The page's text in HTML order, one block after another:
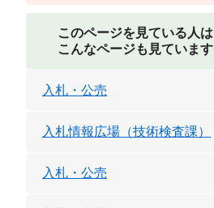
このページを見ている人は
こんなページも見ています
入札・公売
入札情報広場（技術検査課）
入札・公売